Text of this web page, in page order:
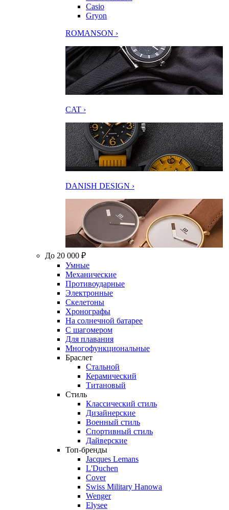
Casio
Gryon
ROMANSON ›
CAT ›
DANISH DESIGN ›
До 20 000 ₽
Умные
Механические
Противоударные
Электронные
Скелетоны
Хронографы
На солнечной батарее
С шагомером
Для плавания
Многофункциональные
Браслет
Стальной
Керамический
Титановый
Стиль
Классический стиль
Дизайнерские
Военный стиль
Спортивный стиль
Дайверские
Топ-бренды
Jacques Lemans
L'Duchen
Cover
Swiss Military Hanowa
Wenger
Elysee